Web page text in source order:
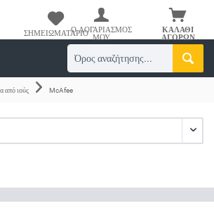
ΚΑΛΆΘΙ
ΑΓΟΡΏΝ
ΣΗΜΕΙΩΜΑΤΆΡΙΟΟ ΛΟΓΑΡΙΑΣΜΌΣ
ΜΟΥ
από ιούς McAfee